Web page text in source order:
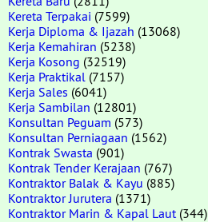
Kereta Terpakai (7599)
Kerja Diploma & Ijazah (13068)
Kerja Kemahiran (5238)
Kerja Kosong (32519)
Kerja Praktikal (7157)
Kerja Sales (6041)
Kerja Sambilan (12801)
Konsultan Peguam (573)
Konsultan Perniagaan (1562)
Kontrak Swasta (901)
Kontrak Tender Kerajaan (767)
Kontraktor Balak & Kayu (885)
Kontraktor Jurutera (1371)
Kontraktor Marin & Kapal Laut (344)